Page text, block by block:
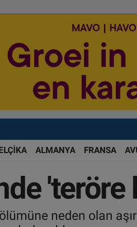
ALMANYA FRANSA
'teröre
neden olan